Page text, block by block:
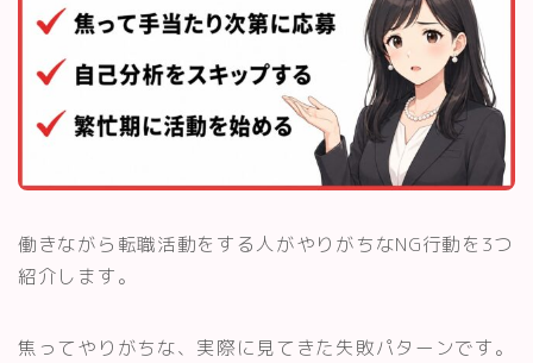
働きながら転職活動をする人がやりがちなNG行動を3つ
紹介します。
焦ってやりがちな、実際に見てきた失敗パターンです。